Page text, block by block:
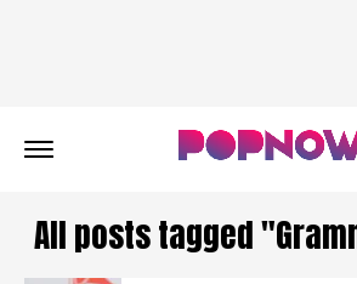
All posts tagged